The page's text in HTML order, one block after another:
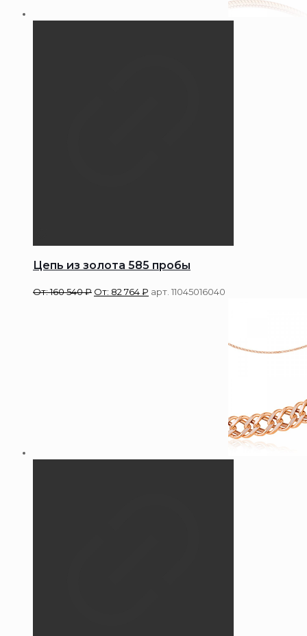
Цепь из золота 585 пробы
От:160 540₽ От: 82 764₽ арт. 11045016040